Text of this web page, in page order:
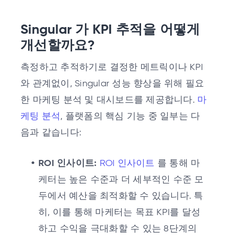
Singular 가 KPI 추적을 어떻게
개선할까요?
측정하고 추적하기로 결정한 메트릭이나 KPI
와 관계없이, Singular 성능 향상을 위해 필요
한 마케팅 분석 및 대시보드를 제공합니다. 마
케팅 분석 , 플랫폼의 핵심 기능 중 일부는 다
음과 같습니다:
ROI 인사이트: ROI 인사이트 를 통해 마
케터는 높은 수준과 더 세부적인 수준 모
두에서 예산을 최적화할 수 있습니다. 특
히, 이를 통해 마케터는 목표 KPI를 달성
하고 수익을 극대화할 수 있는 8단계의